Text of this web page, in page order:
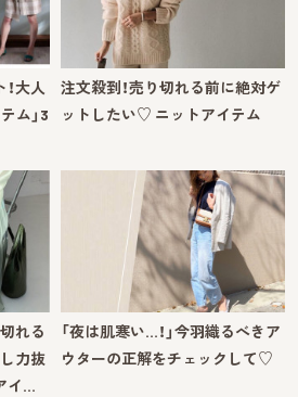
大人
ム」3
注文殺到！売り切れる前に絶対ゲ
ットしたい♡ ニットアイテム
れる
力抜
イ…
「夜は肌寒い…！」今羽織るべきア
ウターの正解をチェックして♡